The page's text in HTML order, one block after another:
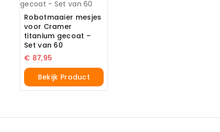
Robotmaaier mesjes
voor Cramer
titanium gecoat –
Set van 60
€ 87,95
Bekijk Product